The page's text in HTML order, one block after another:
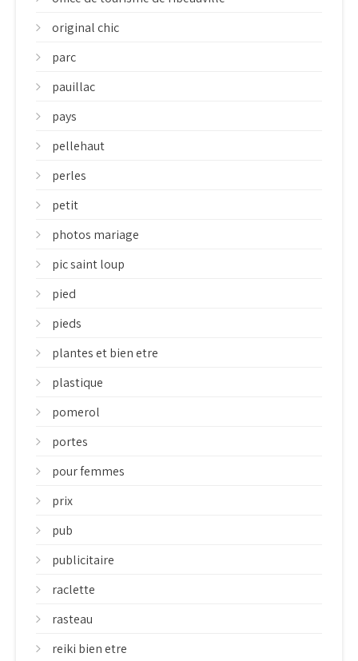
original chic
parc
pauillac
pays
pellehaut
perles
petit
photos mariage
pic saint loup
pied
pieds
plantes et bien etre
plastique
pomerol
portes
pour femmes
prix
pub
publicitaire
raclette
rasteau
reiki bien etre